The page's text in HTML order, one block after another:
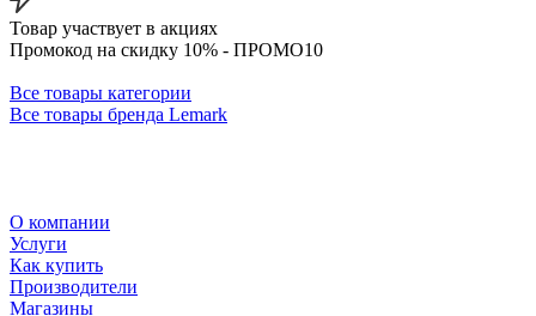
Товар участвует в акциях
Промокод на скидку 10% - ПРОМО10
Все товары категории
Все товары бренда Lemark
О компании
Услуги
Как купить
Производители
Магазины